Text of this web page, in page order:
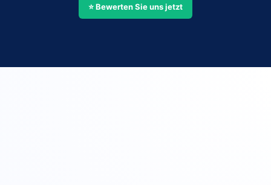
⭐ Bewerten Sie uns jetzt